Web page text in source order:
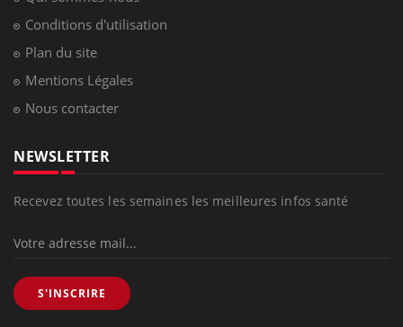
Conditions d'utilisation
Plan du site
Mentions Légales
Nous contacter
NEWSLETTER
Recevez toutes les semaines les meilleures infos santé
S'INSCRIRE